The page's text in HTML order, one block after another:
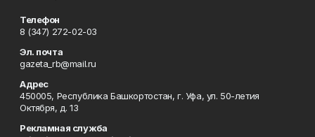
Телефон
8 (347) 272-02-03
Эл. почта
gazeta_rb@mail.ru
Адрес
450005, Республика Башкортостан, г. Уфа, ул. 50-летия
Октября, д. 13
Рекламная служба